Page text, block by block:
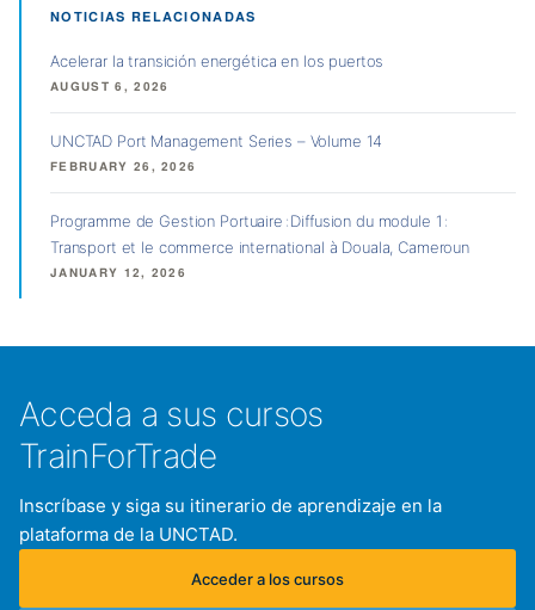
NOTICIAS RELACIONADAS
Acelerar la transición energética en los puertos
AUGUST 6, 2026
UNCTAD Port Management Series – Volume 14
FEBRUARY 26, 2026
Programme de Gestion Portuaire : Diffusion du module 1 :
Transport et le commerce international à Douala, Cameroun
JANUARY 12, 2026
Acceda a sus cursos
TrainForTrade
Inscríbase y siga su itinerario de aprendizaje en la
plataforma de la UNCTAD.
Acceder a los cursos
(se abre en una nueva pestaña)